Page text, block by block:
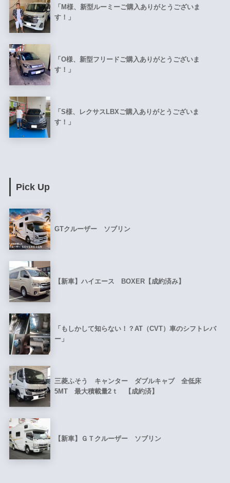
「M様、新型ルーミーご購入ありがとうございま
す！」
「O様、新型フリードご購入ありがとうございま
す！」
「S様、レクサスLBXご購入ありがとうございま
す！」
Pick Up
GTクルーザー ソブリン
【新車】ハイエース BOXER【成約済み】
「もしかして知らない！？AT（CVT）車のシフトレバ
ー」
三菱ふそう キャンター ダブルキャブ 全低床
5MT 最大積載量2ｔ 【成約済】
【新車】ＧＴクルーザー ソブリン